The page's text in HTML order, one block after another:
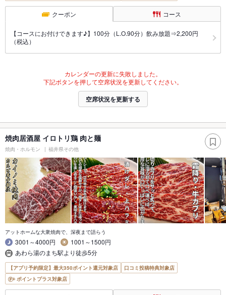
クーポン コース
【コースにお付けできます♪】100分（L.O.90分）飲み放題⇒2,200円
（税込）
カレンダーの更新に失敗しました。
下記ボタンを押して空席状況を更新してください。
空席状況を更新する
焼肉居酒屋 イロトリ鶏 肉と麺
焼肉・ホルモン 福井県その他
アットホームな大衆焼肉で、深夜まで語らう
3001～4000円
1001～1500円
あわら湯のまち駅より徒歩5分
【アプリ予約限定】最大350ポイント還元対象店
口コミ投稿特典対象店
ポイントプラス対象店